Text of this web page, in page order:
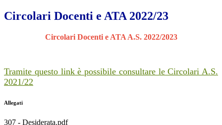
Circolari Docenti e ATA 2022/23
Circolari Docenti e ATA A.S. 2022/2023
Tramite questo link è possibile consultare le Circolari A.S.
2021/22
Allegati
307 - Desiderata.pdf